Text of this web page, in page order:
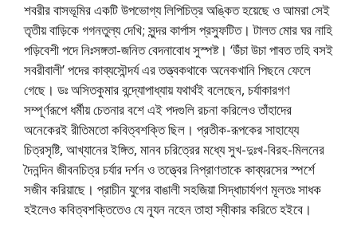
শবরীর বাসভূমির একটি উপভােগ্য লিপিচিত্র অঙ্কিত হয়েছে ও আমরা সেই
তৃতীয় বাড়িকে গগনতুল্য দেখি; সুন্দর কার্পাস প্রস্ফুটিত। টালত মাের ঘর নাহি
পড়িবেশী পদে নিঃসঙ্গতা-জনিত বেদনাবােধ সুস্পষ্ট। ‘উঁচা উচা পাবত তহি বসই
সবরীবালী’ পদের কাব্যসৌন্দর্য এর তত্ত্বকথাকে অনেকখানি পিছনে ফেলে
গেছে। ডঃ অসিতকুমার বন্দ্যোপাধ্যায় যথার্থই বলেছেন, চর্যাকারগণ
সম্পূর্ণরূপে ধর্মীয় চেতনার বশে এই পদগুলি রচনা করিলেও তাঁহাদের
অনেকেরই রীতিমতাে কবিত্বশক্তি ছিল। প্রতীক-রূপকের সাহায্যে
চিত্রসৃষ্টি, আখ্যানের ইঙ্গিত, মানব চরিত্রের মধ্যে সুখ-দুঃখ-বিরহ-মিলনের
দৈনন্দিন জীবনচিত্র চর্যার দর্শন ও তত্ত্বের নিপ্রাণতাকে কাব্যরসের স্পর্শে
সজীব করিয়াছে। প্রাচীন যুগের বাঙালী সহজিয়া সিদ্ধাচার্যগণ মূলতঃ সাধক
হইলেও কবিত্বশক্তিতেও যে ন্যূন নহেন তাহা স্বীকার করিতে হইবে।